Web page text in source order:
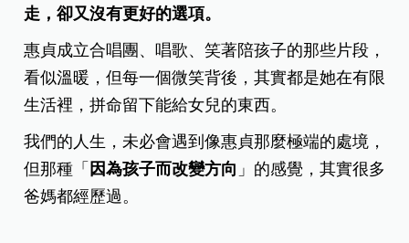
走，卻又沒有更好的選項。
惠貞成立合唱團、唱歌、笑著陪孩子的那些片段，
看似溫暖，但每一個微笑背後，其實都是她在有限
生活裡，拼命留下能給女兒的東西。
我們的人生，未必會遇到像惠貞那麼極端的處境，
但那種「 因為孩子而改變方向 」的感覺，其實很多
爸媽都經歷過。